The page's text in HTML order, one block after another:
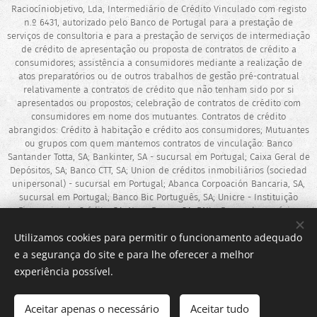
objetivo de encontrar as melhores
soluções para os nossos clientes e,
apresentamos propostas ajustadas
ao perfil de cada cliente.
O cliente não perde tempo com
burocracias.
O nossos serviço é gratuito para o
cliente.
Fazemos uma explicação
detalhada de todas as propostas
Prestamos um acompanhamento
personalizado
Raciocíniobjetivo, Lda, Intermediário de Crédito Vinculado com registo
n.º 6431, autorizado pelo Banco de Portugal para a prestação de
serviços de consultoria e para a prestação de serviços de intermediação
de crédito de apresentação ou proposta de contratos de crédito a
consumidores; assistência a consumidores mediante a realização de
atos preparatórios ou de outros trabalhos de gestão pré-contratual
relativamente a contratos de crédito que não tenham sido por si
apresentados ou propostos; celebração de contratos de crédito com
consumidores em nome dos mutuantes. Contratos de crédito
abrangidos: Crédito à habitação e crédito aos consumidores; Mutuantes
ou grupos com quem mantemos contratos de vinculação: Banco
Santander Totta, SA; Bankinter, SA - sucursal em Portugal; Caixa Geral de
Depósitos, SA; Banco CTT, SA; Union de créditos inmobiliários (sociedad
unipersonal) - sucursal em Portugal; Abanca Corpoación Bancaria, SA,
sucursal em Portugal; Banco Bic Português, SA; Unicre - Instituição
Financeira de Crédito, SA; Novo Banco, SA; BNI - Banco de negócios
internacional (Europa), SA; Cofidis, S.A; SICAM – Caixa Central e Caixas
de Crédito Agrícola Mútuo. A DS Intermediários de Crédito é uma marca
detida pela Decisões e Soluções – Intermediários de Crédito, Lda.
Resolução de Conflitos: CICAP – https://www.cicap.pt | CNIACC –
Utilizamos cookies para permitir o funcionamento adequado
e a segurança do site e para lhe oferecer a melhor
experiência possível.
Aceitar apenas o necessário Aceitar tudo